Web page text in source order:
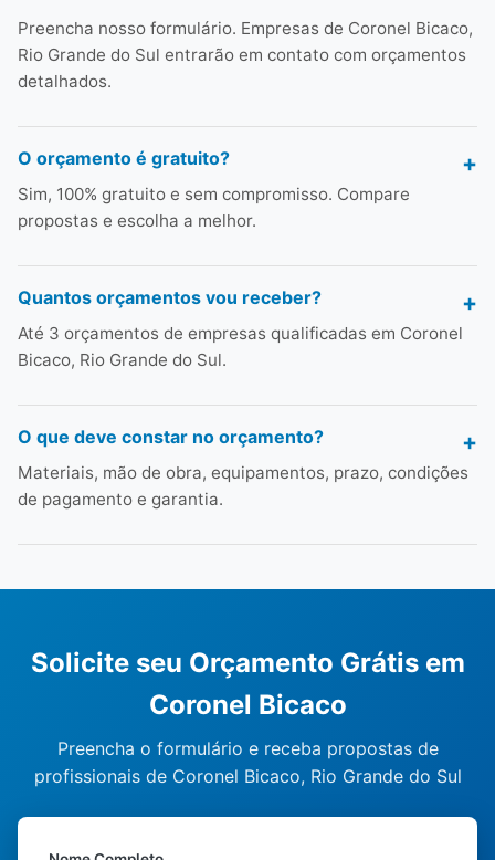
Preencha nosso formulário. Empresas de Coronel Bicaco,
Rio Grande do Sul entrarão em contato com orçamentos
detalhados.
O orçamento é gratuito?
Sim, 100% gratuito e sem compromisso. Compare
propostas e escolha a melhor.
Quantos orçamentos vou receber?
Até 3 orçamentos de empresas qualificadas em Coronel
Bicaco, Rio Grande do Sul.
O que deve constar no orçamento?
Materiais, mão de obra, equipamentos, prazo, condições
de pagamento e garantia.
Solicite seu Orçamento Grátis em
Coronel Bicaco
Preencha o formulário e receba propostas de
profissionais de Coronel Bicaco, Rio Grande do Sul